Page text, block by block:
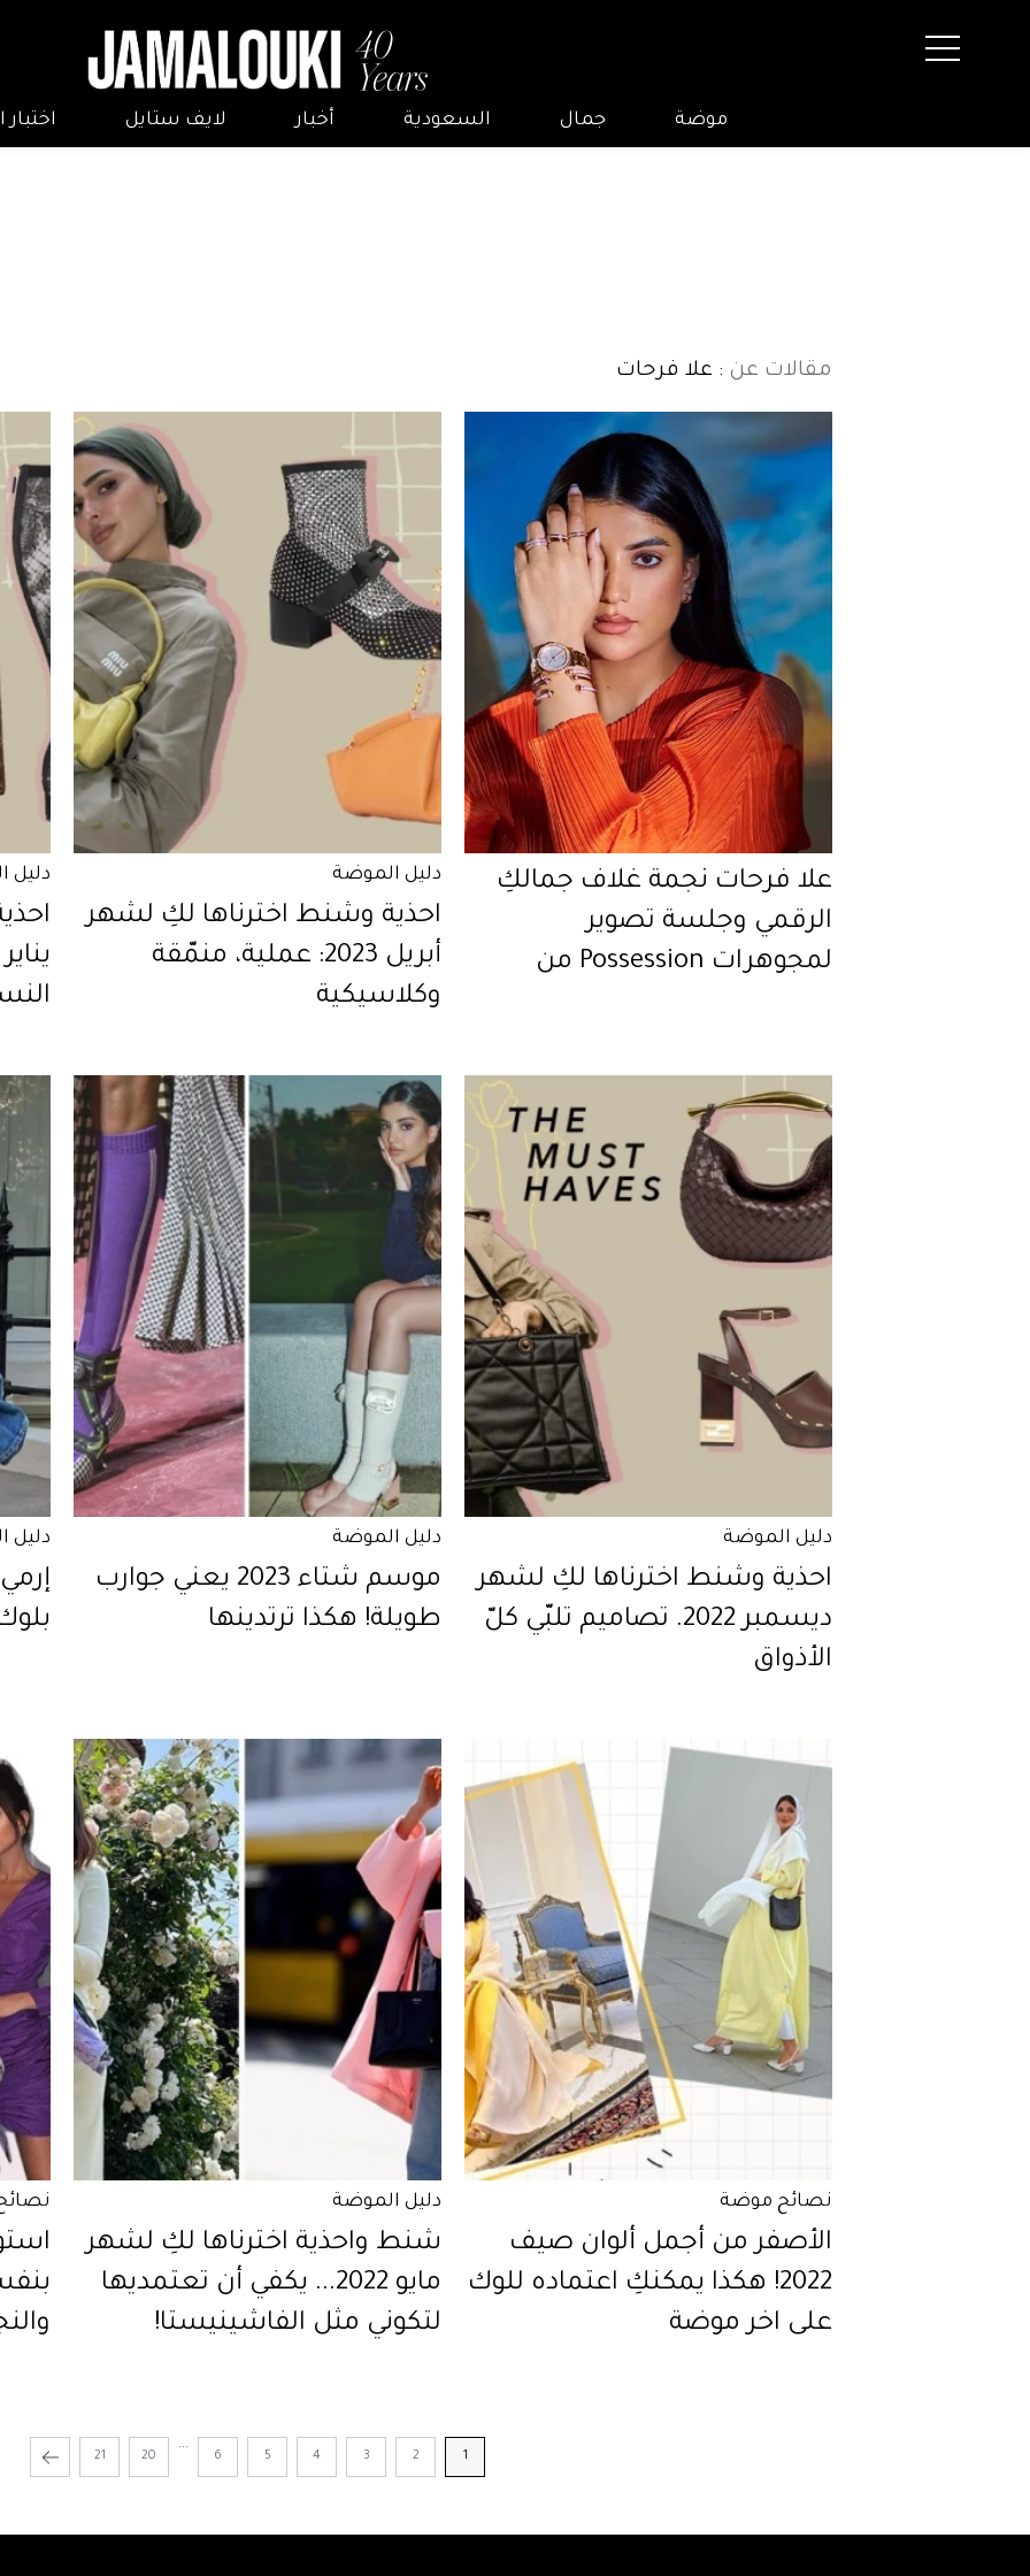
موضة جمال السعودية أخبار لايف ستايل
مقالات عن : علا فرحات
علا فرحات نجمة غلاف جمالكِ
الرقمي وجلسة تصوير
لمجوهرات Possession من
دليل الموضة
احذية وشنط اخترناها لكِ لشهر
أبريل 2023: عملية، منمّقة
وكلاسيكية
دليل
دليل الموضة
احذية وشنط اخترناها لكِ لشهر
ديسمبر 2022. تصاميم تلبّي كلّ
الأذواق
دليل الموضة
موسم شتاء 2023 يعني جوارب
طويلة! هكذا ترتدينها
دليل
نصائح موضة
الأصفر من أجمل ألوان صيف
2022! هكذا يمكنكِ اعتماده للوك
على اخر موضة
دليل الموضة
شنط واحذية اخترناها لكِ لشهر
مايو 2022... يكفي أن تعتمديها
لتكوني مثل الفاشينيستا!
1
2
3
4
5
6
...
20
21